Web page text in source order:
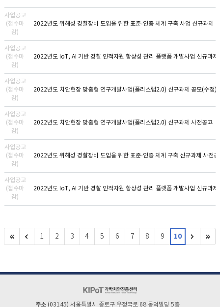
사업공고
(접수마
감)
2022년도 위해성 경찰장비 도입을 위한 표준·인증 체계 구축 사업 신규과제
사업공고
(접수마
감)
2022년도 IoT, AI 기반 경찰 인적자원 항상성 관리 플랫폼 개발사업 신규과제
사업공고
(접수마
감)
2022년도 치안현장 맞춤형 연구개발사업(폴리스랩2.0) 신규과제 공모(수정)
사업공고
(접수마
감)
2022년도 치안현장 맞춤형 연구개발사업(폴리스랩2.0) 신규과제 사전공고
사업공고
(접수마
감)
2022년도 위해성 경찰장비 도입을 위한 표준·인증 체계 구축 신규과제 사전공
사업공고
(접수마
감)
2022년도 IoT, AI 기반 경찰 인적자원 항상성 관리 플랫폼 개발사업 신규과제
1 2 3 4 5 6 7 8 9 10
주소 (03145) 서울특별시 종로구 우정국로 68 동덕빌딩 5층